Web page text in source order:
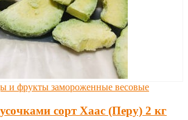
и фрукты замороженные весовые
сорт Хаас (Перу) 2 кг